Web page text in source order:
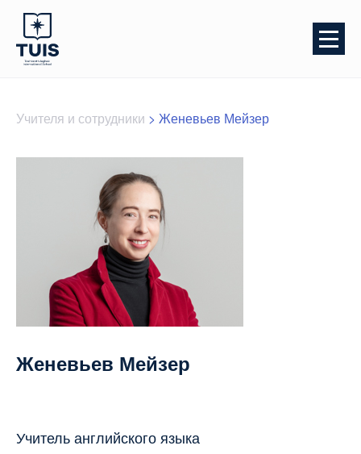
Учителя и сотрудники > Женевьев Мейзер
Женевьев Мейзер
Учитель английского языка